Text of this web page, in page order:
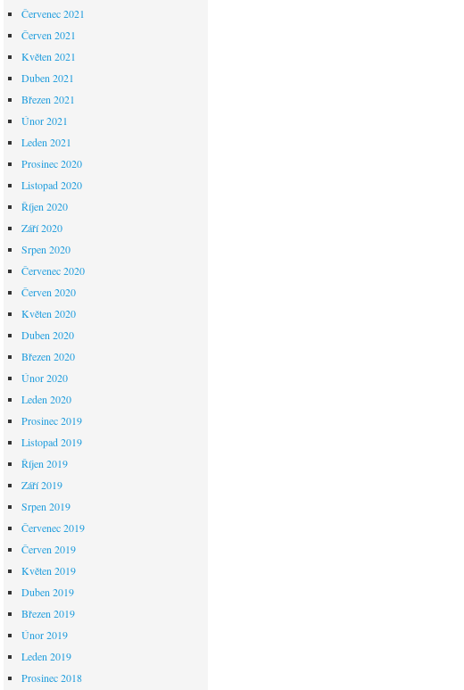
Červenec 2021
Červen 2021
Květen 2021
Duben 2021
Březen 2021
Únor 2021
Leden 2021
Prosinec 2020
Listopad 2020
Říjen 2020
Září 2020
Srpen 2020
Červenec 2020
Červen 2020
Květen 2020
Duben 2020
Březen 2020
Únor 2020
Leden 2020
Prosinec 2019
Listopad 2019
Říjen 2019
Září 2019
Srpen 2019
Červenec 2019
Červen 2019
Květen 2019
Duben 2019
Březen 2019
Únor 2019
Leden 2019
Prosinec 2018